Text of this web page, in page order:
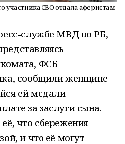
участника СВО отдала аферистам
службе МВД по РБ,
ФСБ
сообщили женщине
ей медали
за заслуги сына.
что сбережения
и что её могут